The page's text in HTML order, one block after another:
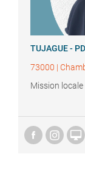
TUJAGUE -
73000 |
Mission
